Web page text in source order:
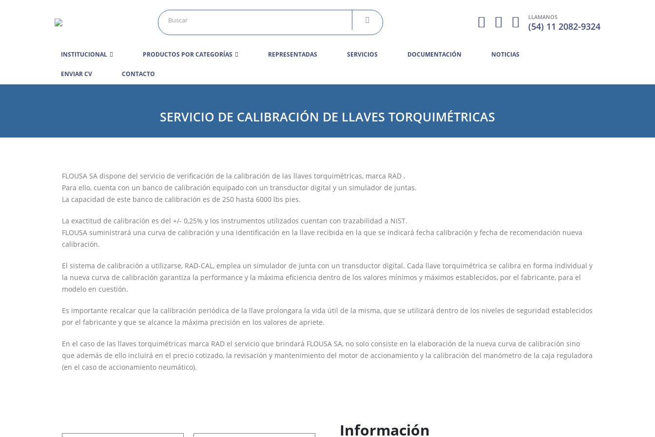
LLAMANOS
(54) 11 2082-9324
INSTITUCIONAL PRODUCTOS POR CATEGORÍAS REPRESENTADAS SERVICIOS DOCUMENTACIÓN NOTICIAS
ENVIAR CV CONTACTO
SERVICIO DE CALIBRACIÓN DE LLAVES TORQUIMÉTRICAS
FLOUSA SA dispone del servicio de verificación de la calibración de las llaves torquimétricas, marca RAD .
Para ello, cuenta con un banco de calibración equipado con un transductor digital y un simulador de juntas.
La capacidad de este banco de calibración es de 250 hasta 6000 lbs pies.
La exactitud de calibración es del +/- 0,25% y los instrumentos utilizados cuentan con trazabilidad a NIST.
FLOUSA suministrará una curva de calibración y una identificación en la llave recibida en la que se indicará fecha calibración y fecha de recomendación nueva
calibración.
El sistema de calibración a utilizarse, RAD-CAL, emplea un simulador de junta con un transductor digital. Cada llave torquimétrica se calibra en forma individual y
la nueva curva de calibración garantiza la performance y la máxima eficiencia dentro de los valores mínimos y máximos establecidos, por el fabricante, para el
modelo en cuestión.
Es importante recalcar que la calibración periódica de la llave prolongara la vida útil de la misma, que se utilizará dentro de los niveles de seguridad establecidos
por el fabricante y que se alcance la máxima precisión en los valores de apriete.
En el caso de las llaves torquimétricas marca RAD el servicio que brindará FLOUSA SA, no solo consiste en la elaboración de la nueva curva de calibración sino
que además de ello incluirá en el precio cotizado, la revisación y mantenimiento del motor de accionamiento y la calibración del manómetro de la caja reguladora
(en el caso de accionamiento neumático).
Información